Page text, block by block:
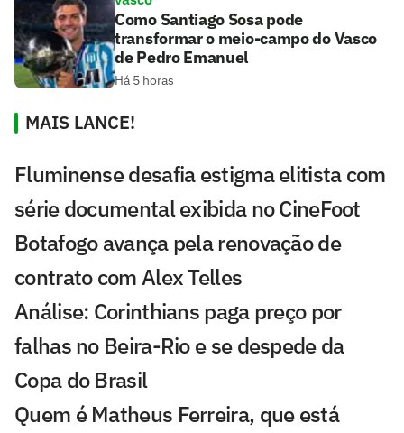
Como Santiago Sosa pode
transformar o meio-campo do Vasco
de Pedro Emanuel
Há 5 horas
MAIS LANCE!
Fluminense desafia estigma elitista com
série documental exibida no CineFoot
Botafogo avança pela renovação de
contrato com Alex Telles
Análise: Corinthians paga preço por
falhas no Beira-Rio e se despede da
Copa do Brasil
Quem é Matheus Ferreira, que está